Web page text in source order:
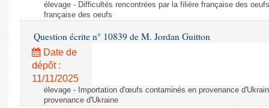
élevage - Difficultés rencontrées par la filière française des
française des oeufs
Question écrite n° 10839 de M. Jordan Guitton
Date de
dépôt :
11/11/2025
élevage - Importation d'œufs contaminés en provenance
provenance d'Ukraine